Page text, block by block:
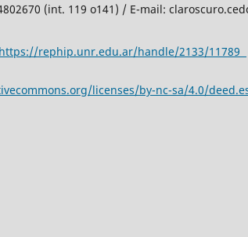
(int. 119 o141) / E-mail:
https://rephip.unr.edu.ar/handle/2133/11789
licenses/by-nc-sa/4.0/